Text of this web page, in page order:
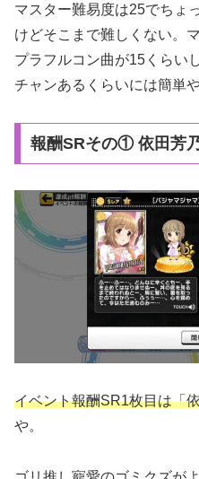
マスター難易度は25でちょ
けどそこまで難しくない。
プラフルコン曲が15くらい
チャンあるくらいには簡単や
報酬SRその① 依田芳
イベント報酬SR1枚目は「
や。